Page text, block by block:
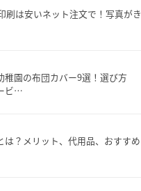
刷は安いネット注文で！写真がき
稚園の布団カバー9選！選び方
ビ…
は？メリット、代用品、おすすめ